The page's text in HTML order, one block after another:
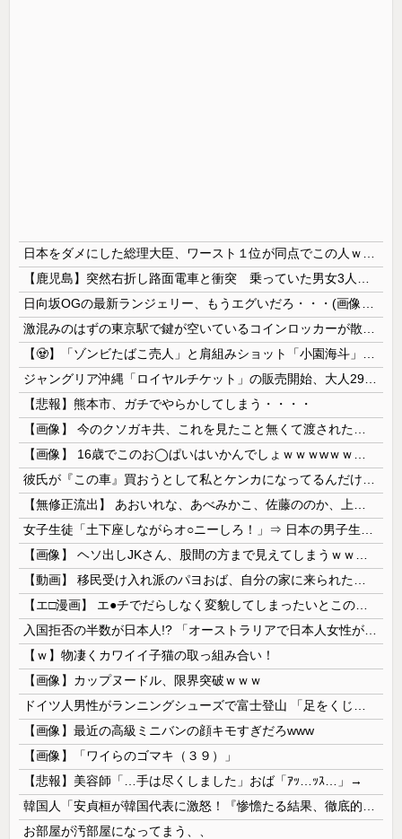
【悲報】熊本市、ガチでやらかしてしまう・・・・
【ｗ】物凄くカワイイ子猫の取っ組み合い！
【画像】カップヌードル、限界突破ｗｗｗ
【画像】最近の高級ミニバンの顔キモすぎだろwww
【画像】「ワイらのゴマキ（３９）」
【悲報】美容師「…手は尽くしました」おば「ｱｯ…ｯｽ…」→
お部屋が汚部屋になってまう、、